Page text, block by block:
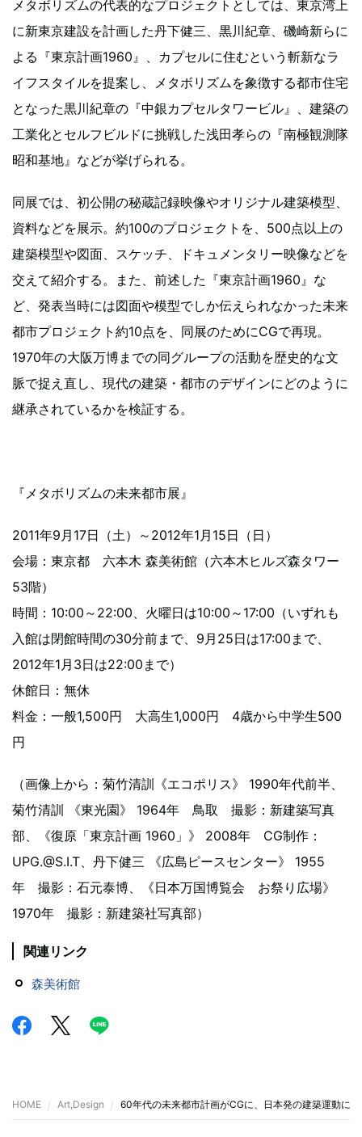
メタボリズムの代表的なプロジェクトとしては、東京湾上
に新東京建設を計画した丹下健三、黒川紀章、磯崎新らに
よる『東京計画1960』、カプセルに住むという斬新なラ
イフスタイルを提案し、メタボリズムを象徴する都市住宅
となった黒川紀章の『中銀カプセルタワービル』、建築の
工業化とセルフビルドに挑戦した浅田孝らの『南極観測隊
昭和基地』などが挙げられる。
同展では、初公開の秘蔵記録映像やオリジナル建築模型、
資料などを展示。約100のプロジェクトを、500点以上の
建築模型や図面、スケッチ、ドキュメンタリー映像などを
交えて紹介する。また、前述した『東京計画1960』な
ど、発表当時には図面や模型でしか伝えられなかった未来
都市プロジェクト約10点を、同展のためにCGで再現。
1970年の大阪万博までの同グループの活動を歴史的な文
脈で捉え直し、現代の建築・都市のデザインにどのように
継承されているかを検証する。
『メタボリズムの未来都市展』
2011年9月17日（土）～2012年1月15日（日）
会場：東京都 六本木 森美術館（六本木ヒルズ森タワー
53階）
時間：10:00～22:00、火曜日は10:00～17:00（いずれも
入館は閉館時間の30分前まで、9月25日は17:00まで、
2012年1月3日は22:00まで）
休館日：無休
料金：一般1,500円 大高生1,000円 4歳から中学生500
円
（画像上から：菊竹清訓《エコポリス》 1990年代前半、
菊竹清訓 《東光園》 1964年 鳥取 撮影：新建築写真
部、《復原「東京計画 1960」》 2008年 CG制作：
UPG.@S.I.T、丹下健三 《広島ピースセンター》 1955
年 撮影：石元泰博、《日本万国博覧会 お祭り広場》
1970年 撮影：新建築社写真部）
関連リンク
森美術館
HOME Art,Design 60年代の未来都市計画がCGに、日本発の建築運動に